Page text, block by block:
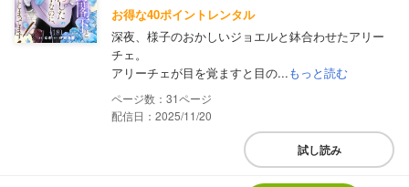
お得な40ポイントレンタル
深夜、様子のおかしいジョエルと鉢合わせたアリー
チェ。
アリーチェが目を覚ますと目の...もっと読む
31
配信日：2025/11/20
試し読み